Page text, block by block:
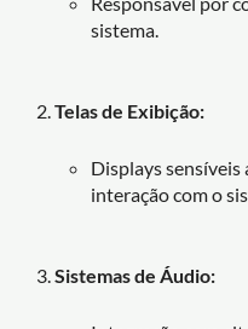
sistema.
Telas de Exibição:
Displays
interação com o
Sistemas de Áudio: